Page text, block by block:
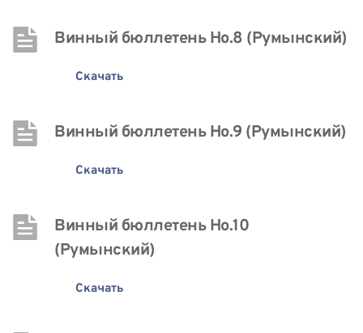
Винный бюллетень Нo.8 (Румынский)
Скачать
Винный бюллетень Нo.9 (Румынский)
Скачать
Винный бюллетень Нo.10
(Румынский)
Скачать